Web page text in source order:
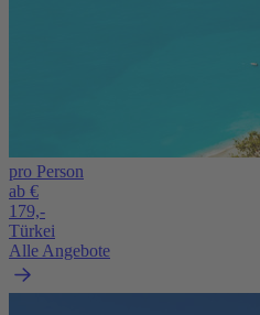
pro Person
ab €
179,-
Türkei
Alle Angebote